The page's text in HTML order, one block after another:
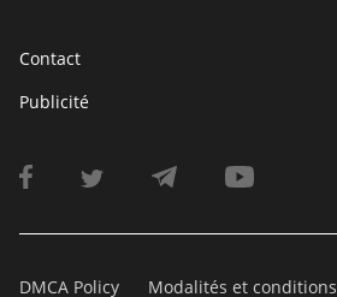
Contact
Publicité
DMCA Policy Modalités et conditions